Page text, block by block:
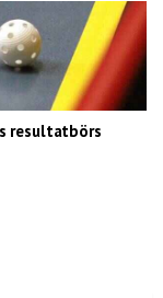
resultatbörs